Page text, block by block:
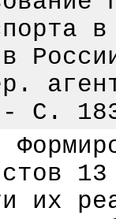
в
С.
их